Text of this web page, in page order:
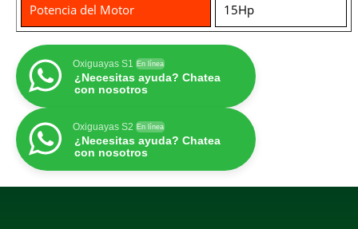
Potencia del Motor 15Hp
Oxiguayas S1 En línea
¿Necesitas ayuda? Chatea
con nosotros
Oxiguayas S2 En línea
¿Necesitas ayuda? Chatea
con nosotros